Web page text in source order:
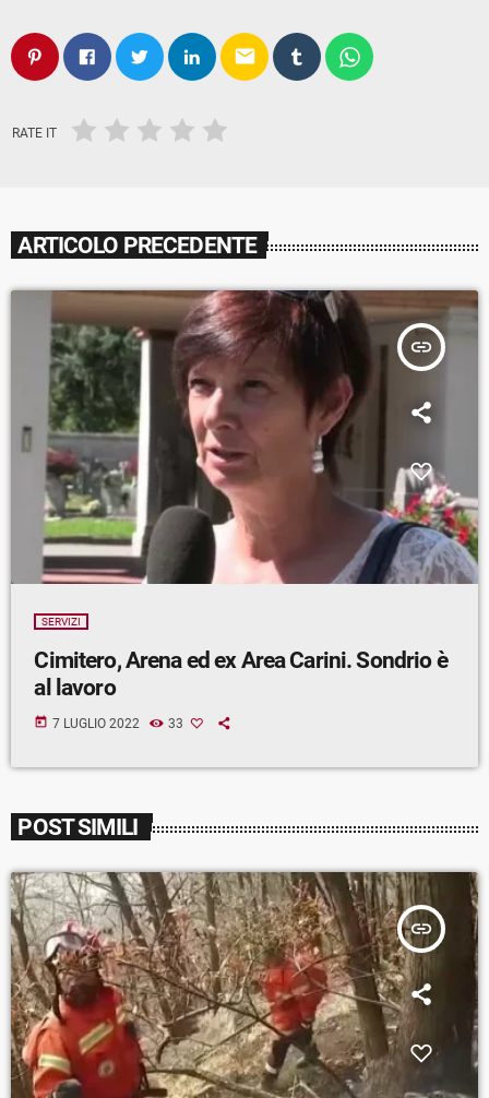
email
RATE IT
ARTICOLO PRECEDENTE
insert_link
SERVIZI
Cimitero, Arena ed ex Area Carini. Sondrio è
al lavoro
today 7 LUGLIO 2022 33
POST SIMILI
insert_link